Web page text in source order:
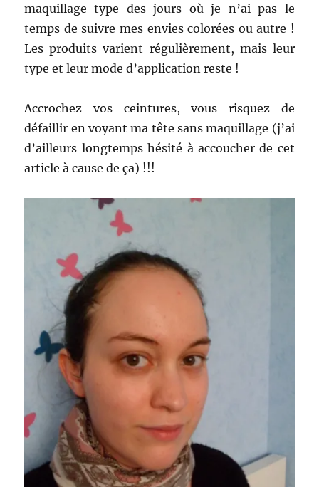
maquillage-type des jours où je n’ai pas le
temps de suivre mes envies colorées ou autre !
Les produits varient régulièrement, mais leur
type et leur mode d’application reste !
Accrochez vos ceintures, vous risquez de
défaillir en voyant ma tête sans maquillage (j’ai
d’ailleurs longtemps hésité à accoucher de cet
article à cause de ça) !!!